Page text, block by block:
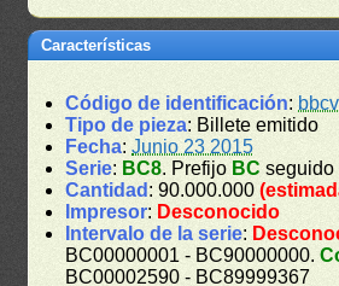
Características
Código de identificación:
Tipo de pieza: Billete emitido
Fecha:Junio 23 2015
Serie: BC8. Prefijo BC
Cantidad : 90.000.000
Impresor: Desconocido
Intervalo de la serie:
BC00000001 - BC90000000.
BC00002590 - BC89999367